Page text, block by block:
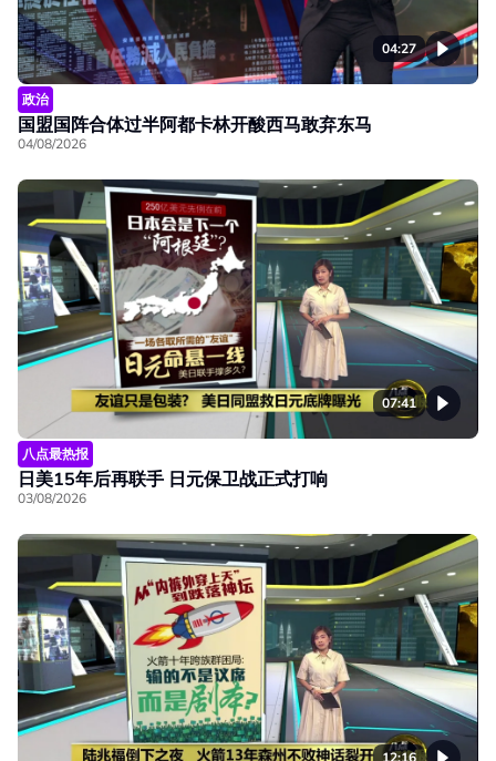
04:27
政治
国盟国阵合体过半阿都卡林开酸西马敢弃东马
04/08/2026
07:41
八点最热报
日美15年后再联手 日元保卫战正式打响
03/08/2026
12:16